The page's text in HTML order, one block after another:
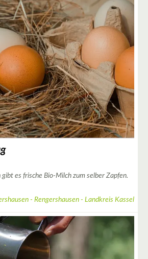
es frische Bio-Milch zum selber Zapfen.
- Rengershausen - Landkreis Kassel
5
2
3